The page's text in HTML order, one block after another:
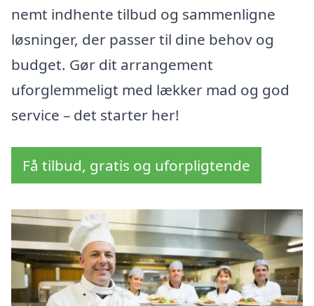
nemt indhente tilbud og sammenligne
løsninger, der passer til dine behov og
budget. Gør dit arrangement
uforglemmeligt med lækker mad og god
service – det starter her!
Få tilbud, gratis og uforpligtende